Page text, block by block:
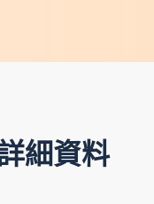
細資料